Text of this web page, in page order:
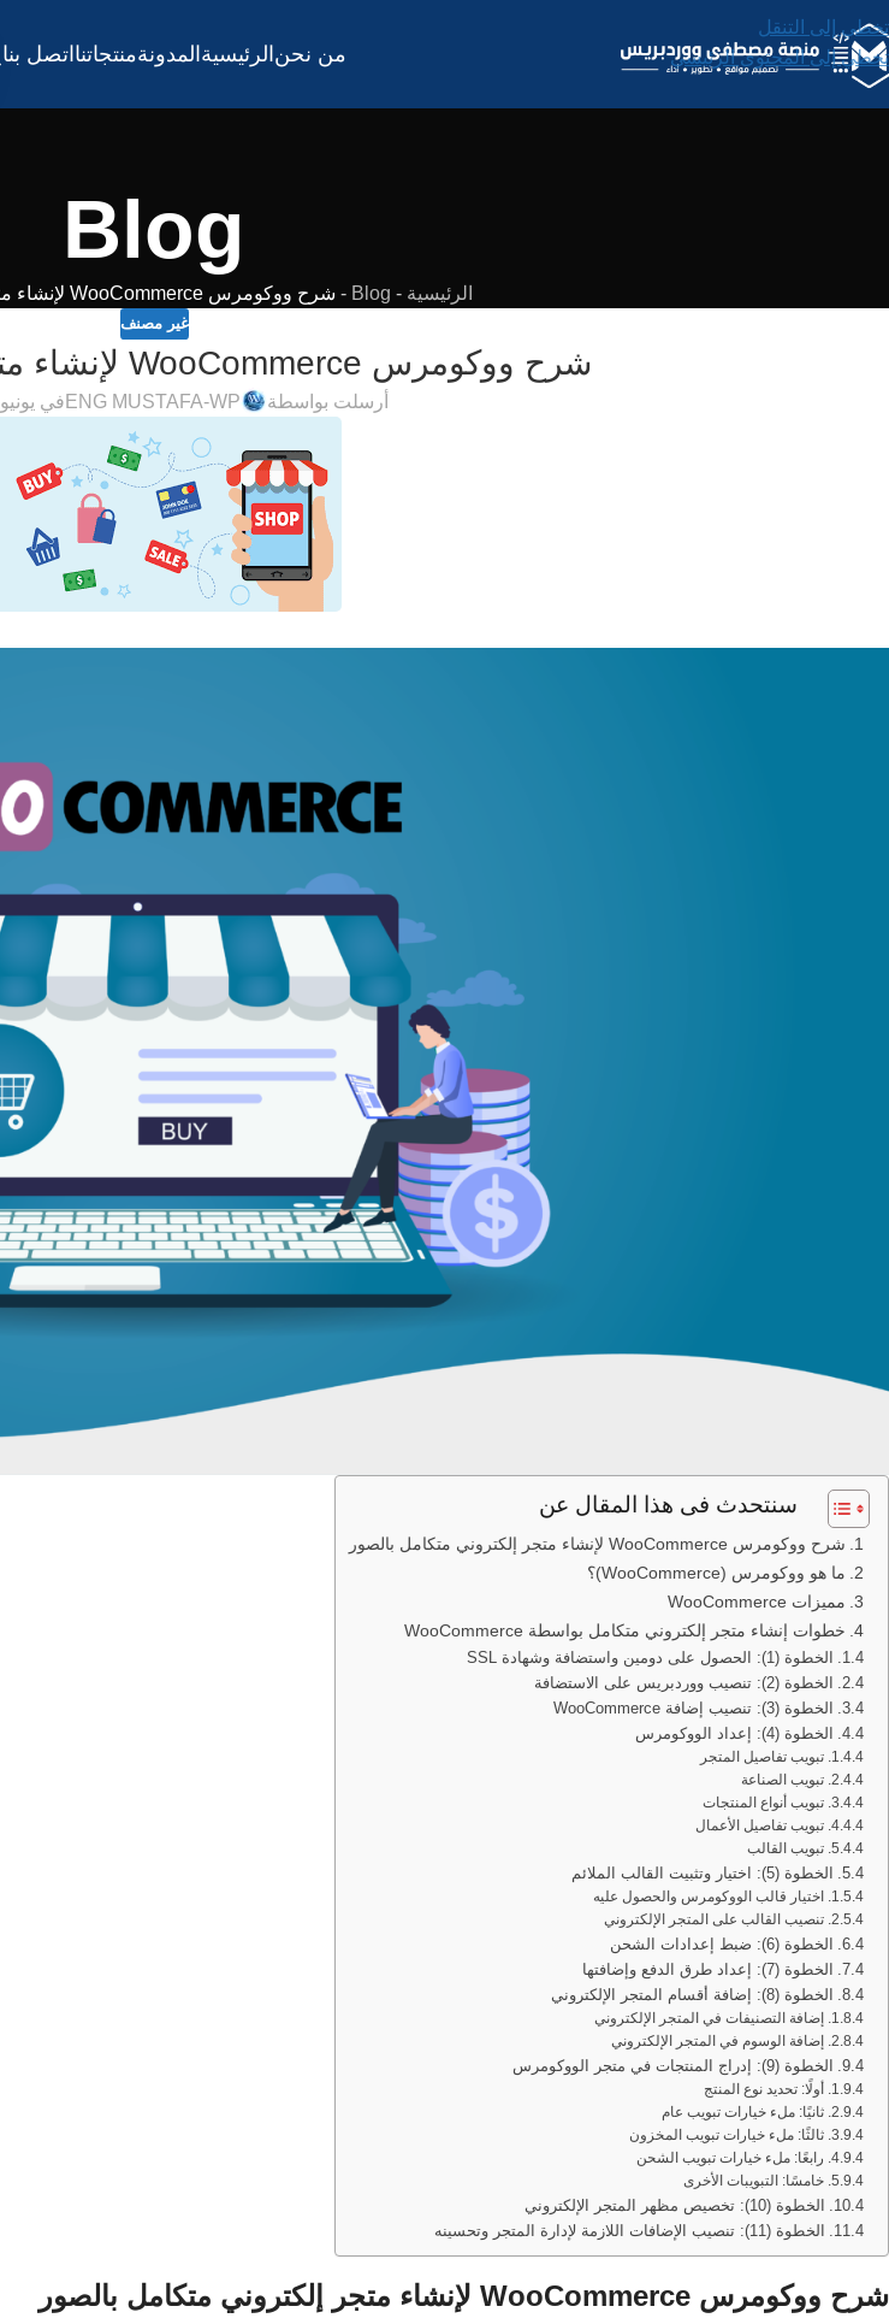
تخطي إلى التنقل
تخطي إلى المحتوى الرئيسي
من نحنالرئيسيةالمدونةمنتجاتنااتصل بنا
Blog
الرئيسية -
Blog
- شرح ووكومرس WooCommerce لإنشاء متجر إلكتروني متكامل
غير مصنف
شرح ووكومرس WooCommerce لإنشاء متجر إلكتروني متكامل
أرسلت بواسطة ENG MUSTAFA-WP في يونيو 26, 2025
سنتحدث فى هذا المقال عن
شرح ووكومرس WooCommerce لإنشاء متجر إلكتروني متكامل بالصور
ما هو ووكومرس (WooCommerce)؟
مميزات WooCommerce
خطوات إنشاء متجر إلكتروني متكامل بواسطة WooCommerce
الخطوة (1): الحصول على دومين واستضافة وشهادة SSL
الخطوة (2): تنصيب ووردبريس على الاستضافة
الخطوة (3): تنصيب إضافة WooCommerce
الخطوة (4): إعداد الووكومرس
تبويب تفاصيل المتجر
تبويب الصناعة
تبويب أنواع المنتجات
تبويب تفاصيل الأعمال
تبويب القالب
الخطوة (5): اختيار وتثبيت القالب الملائم
اختيار قالب الووكومرس والحصول عليه
تنصيب القالب على المتجر الإلكتروني
الخطوة (6): ضبط إعدادات الشحن
الخطوة (7): إعداد طرق الدفع وإضافتها
الخطوة (8): إضافة أقسام المتجر الإلكتروني
إضافة التصنيفات في المتجر الإلكتروني
إضافة الوسوم في المتجر الإلكتروني
الخطوة (9): إدراج المنتجات في متجر الووكومرس
أولًا: تحديد نوع المنتج
ثانيًا: ملء خيارات تبويب عام
ثالثًا: ملء خيارات تبويب المخزون
رابعًا: ملء خيارات تبويب الشحن
خامسًا: التبويبات الأخرى
الخطوة (10): تخصيص مظهر المتجر الإلكتروني
الخطوة (11): تنصيب الإضافات اللازمة لإدارة المتجر وتحسينه
شرح ووكومرس WooCommerce لإنشاء متجر إلكتروني متكامل بالصور